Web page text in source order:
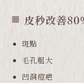
皮秒改善80
斑點
毛孔粗大
凹洞痘疤